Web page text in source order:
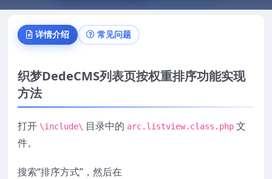
详情介绍 常见问题
织梦DedeCMS列表页按权重排序功能实现
方法
打开 \include\ 目录中的 arc.listview.class.php 文
件。
搜索“排序方式”，然后在